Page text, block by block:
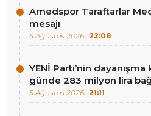
Amedspor Taraftarlar
mesajı
5 Ağustos 2026 22:08
YENİ Parti’nin dayanışma
günde 283 milyon lira
5 Ağustos 2026 21:11